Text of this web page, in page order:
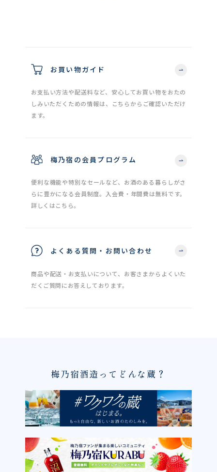
お買い物ガイド
お支払い方法や配送料など、安心してお買い物をおたの
しみいただくための情報は、こちらからご確認いただけ
ます。
梅乃宿の会員プログラム
便利な機能や特別なセールなど、お酒のある暮らしがさ
らに豊かになる会員制度。入会費・年間費は無料です。
詳しくはこちら。
よくある質問・お問い合わせ
商品や配送・お支払いについて、お客さまからよくいた
だくご質問にお答えしております。
梅乃宿酒造ってどんな蔵？